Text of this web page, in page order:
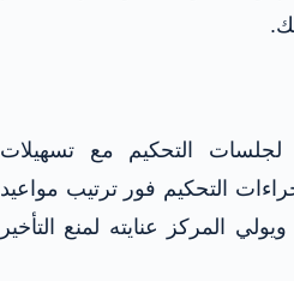
لجلسات التحكيم مع تسهيلات
التحكيم فور ترتيب مواعيد
المركز عنايته لمنع التأخير